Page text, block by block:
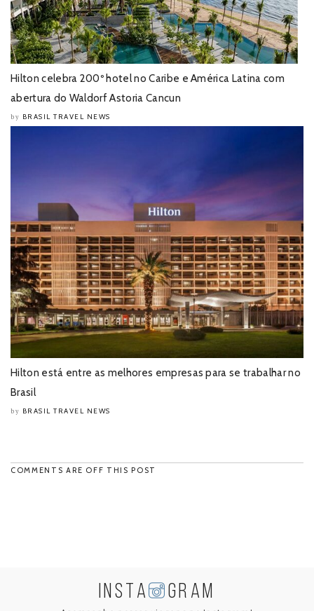
Hilton celebra 200º hotel no Caribe e América Latina com
abertura do Waldorf Astoria Cancun
by BRASIL TRAVEL NEWS
Hilton está entre as melhores empresas para se trabalhar no
Brasil
by BRASIL TRAVEL NEWS
COMMENTS ARE OFF THIS POST
INSTA GRAM